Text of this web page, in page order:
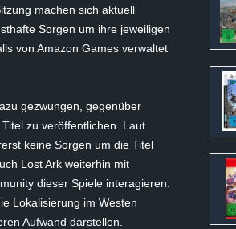
machen sich aktuell
Sorgen um ihre jeweiligen
von Amazon Games verwaltet
gezwungen, gegenüber
zu veröffentlichen. Laut
keine Sorgen um die Titel
Lost Ark weiterhin mit
dieser Spiele interagieren.
Lokalisierung im Westen
Aufwand darstellen.